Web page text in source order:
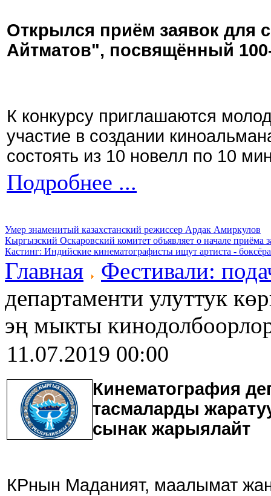
Открылся приём заявок для
Айтматов", посвящённый
К конкурсу приглашаются
участие в создании
состоять из 10 новелл по 10
Подробнее ...
Умер знаменитый казахстанский режиссер Ардак Амиркулов
Кыргызский Оскаровский комитет объявляет о начале приёма
Кастинг: Индийские кинематографисты ищут артиста -
Главная
Фестивали:
департаменти улуттук
эң мыкты
11.07.2019 00:00
Кинематография
тасмаларды
сынак жарыялайт
КРнын Маданият, маалымат